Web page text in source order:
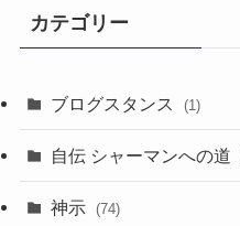
ア
カ
ブ
カテゴリー
ブログスタンス (1)
自伝 シャーマンへの道
神示 (74)